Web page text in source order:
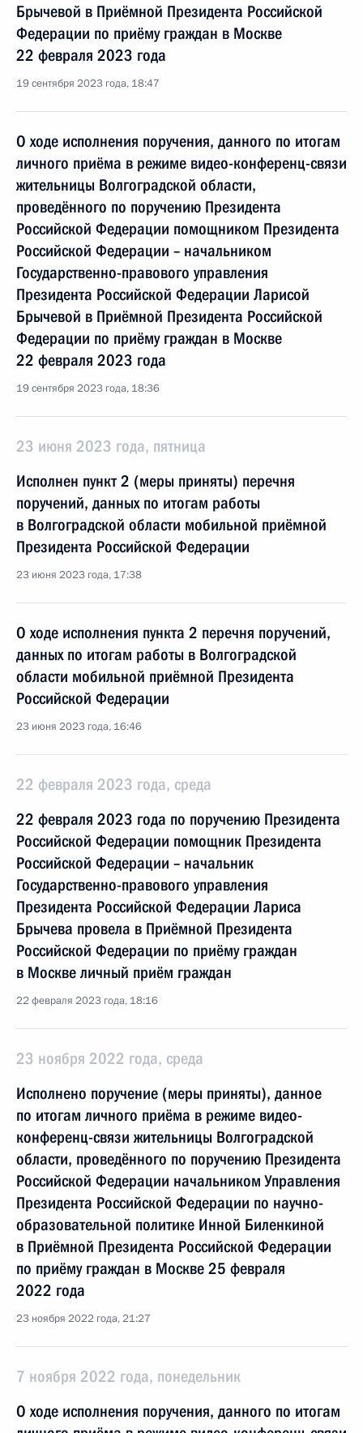
Брычевой в Приёмной Президента Российской
Федерации по приёму граждан в Москве
22 февраля 2023 года
19 сентября 2023 года, 18:47
О ходе исполнения поручения, данного по итогам
личного приёма в режиме видео-конференц-связи
жительницы Волгоградской области,
проведённого по поручению Президента
Российской Федерации помощником Президента
Российской Федерации – начальником
Государственно-правового управления
Президента Российской Федерации Ларисой
Брычевой в Приёмной Президента Российской
Федерации по приёму граждан в Москве
22 февраля 2023 года
19 сентября 2023 года, 18:36
23 июня 2023 года, пятница
Исполнен пункт 2 (меры приняты) перечня
поручений, данных по итогам работы
в Волгоградской области мобильной приёмной
Президента Российской Федерации
23 июня 2023 года, 17:38
О ходе исполнения пункта 2 перечня поручений,
данных по итогам работы в Волгоградской
области мобильной приёмной Президента
Российской Федерации
23 июня 2023 года, 16:46
22 февраля 2023 года, среда
22 февраля 2023 года по поручению Президента
Российской Федерации помощник Президента
Российской Федерации – начальник
Государственно-правового управления
Президента Российской Федерации Лариса
Брычева провела в Приёмной Президента
Российской Федерации по приёму граждан
в Москве личный приём граждан
22 февраля 2023 года, 18:16
23 ноября 2022 года, среда
Исполнено поручение (меры приняты), данное
по итогам личного приёма в режиме видео-
конференц-связи жительницы Волгоградской
области, проведённого по поручению Президента
Российской Федерации начальником Управления
Президента Российской Федерации по научно-
образовательной политике Инной Биленкиной
в Приёмной Президента Российской Федерации
по приёму граждан в Москве 25 февраля
2022 года
23 ноября 2022 года, 21:27
7 ноября 2022 года, понедельник
О ходе исполнения поручения, данного по итогам